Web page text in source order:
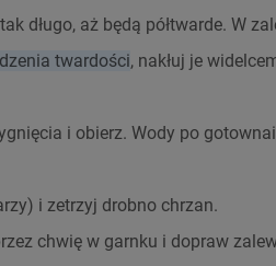
długo, aż będą półtwarde. W
twardości, nakłuj je
i obierz. Wody po
i zetrzyj drobno chrzan.
chwię w garnku i dopraw